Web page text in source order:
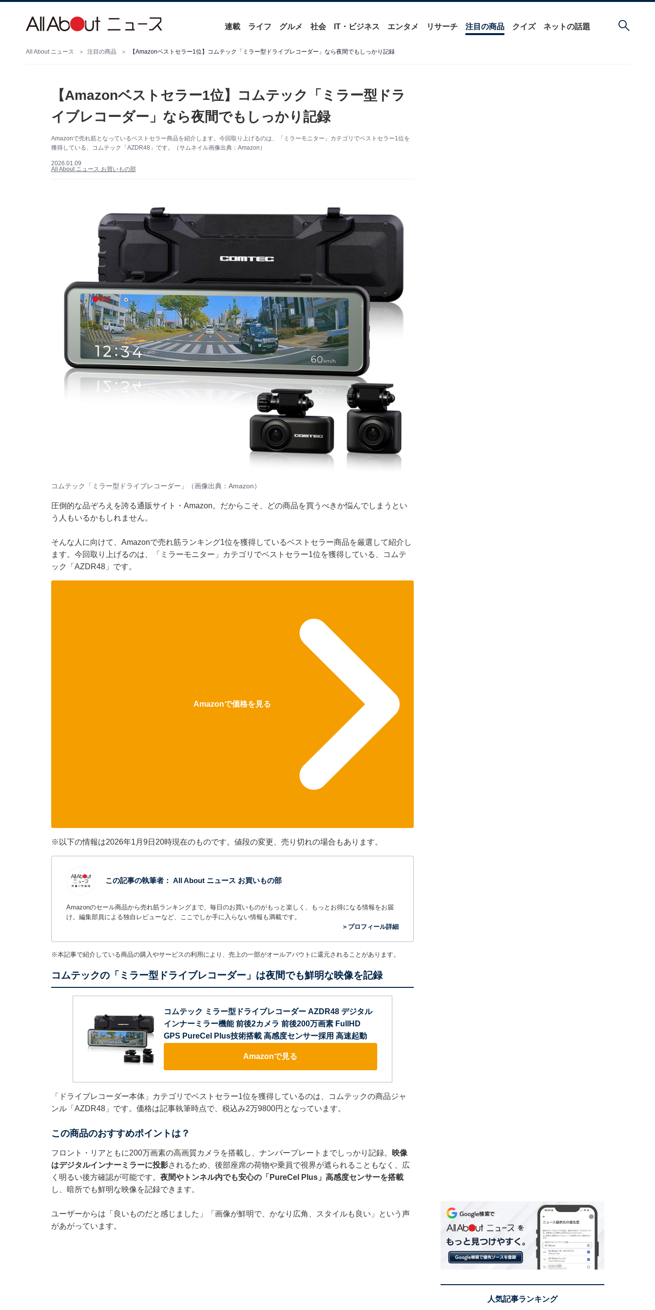
連載 ライフ グルメ 社会 IT・ビジネス エンタメ リサーチ 注目の商品 クイズ ネットの話題
All About ニュース 注目の商品 【Amazonベストセラー1位】コムテック「ミラー型ドライブレコーダー」なら夜間でもしっかり記録
【Amazonベストセラー1位】コムテック「ミラー型ドラ
イブレコーダー」なら夜間でもしっかり記録
Amazonで売れ筋となっているベストセラー商品を紹介します。今回取り上げるのは、「ミラーモニター」カテゴリでベストセラー1位を
獲得している、コムテック「AZDR48」です。（サムネイル画像出典：Amazon）
2026.01.09
All About ニュース お買いもの部
コムテック「ミラー型ドライブレコーダー」（画像出典：Amazon）
圧倒的な品ぞろえを誇る通販サイト・Amazon。だからこそ、どの商品を買うべきか悩んでしまうとい
う人もいるかもしれません。
そんな人に向けて、Amazonで売れ筋ランキング1位を獲得しているベストセラー商品を厳選して紹介し
ます。今回取り上げるのは、「ミラーモニター」カテゴリでベストセラー1位を獲得している、コムテ
ック「AZDR48」です。
Amazonで価格を見る
※以下の情報は2026年1月9日20時現在のものです。値段の変更、売り切れの場合もあります。
この記事の執筆者： All About ニュース お買いもの部
Amazonのセール商品から売れ筋ランキングまで、毎日のお買いものがもっと楽しく、もっとお得になる情報をお届
け。編集部員による独自レビューなど、ここでしか手に入らない情報も満載です。
＞プロフィール詳細
※本記事で紹介している商品の購入やサービスの利用により、売上の一部がオールアバウトに還元されることがあります。
コムテックの「ミラー型ドライブレコーダー」は夜間でも鮮明な映像を記録
コムテック ミラー型ドライブレコーダー AZDR48 デジタル
インナーミラー機能 前後2カメラ 前後200万画素 FullHD
GPS PureCel Plus技術搭載 高感度センサー採用 高速起動
Amazonで見る
「ドライブレコーダー本体」カテゴリでベストセラー1位を獲得しているのは、コムテックの商品ジャ
ンル「AZDR48」です。価格は記事執筆時点で、税込み2万9800円となっています。
この商品のおすすめポイントは？
フロント・リアともに200万画素の高画質カメラを搭載し、ナンバープレートまでしっかり記録。
映像
はデジタルインナーミラーに投影されるため、後部座席の荷物や乗員で視界が遮られることもなく、広
く明るい後方確認が可能です。 夜間やトンネル内でも安心の「PureCel Plus」高感度センサーを搭載
し、暗所でも鮮明な映像を記録できます。
ユーザーからは「良いものだと感じました」「画像が鮮明で、かなり広角、スタイルも良い」という声
があがっています。